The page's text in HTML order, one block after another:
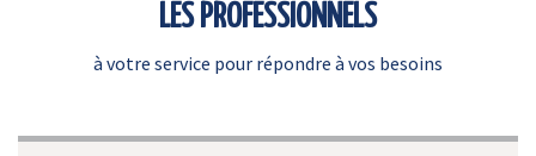
LES PROFESSIONNELS
à votre service pour répondre à vos besoins